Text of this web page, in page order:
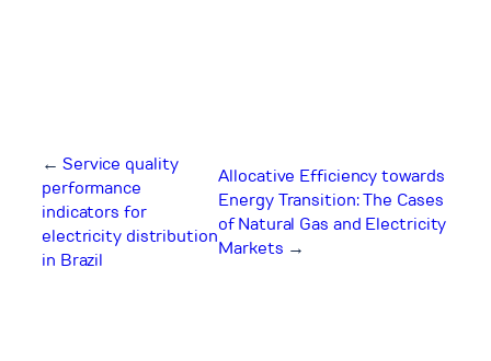
← Service quality
performance
indicators for
electricity distribution
in Brazil
Allocative Efficiency towards
Energy Transition: The Cases
of Natural Gas and Electricity
Markets →